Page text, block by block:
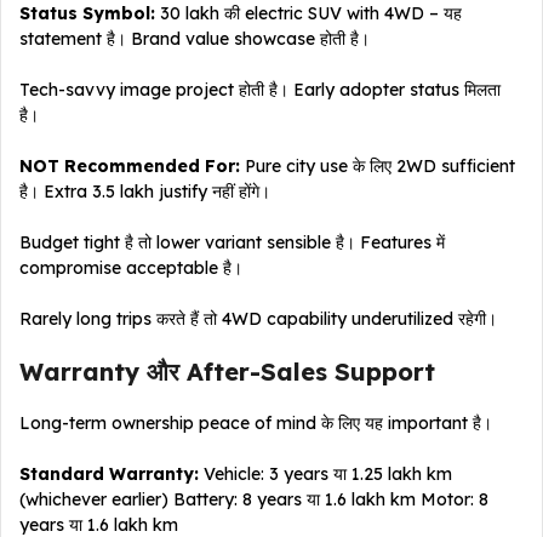
Status Symbol: ₹30 lakh की electric SUV with 4WD – यह
statement है। Brand value showcase होती है।
Tech-savvy image project होती है। Early adopter status मिलता
है।
NOT Recommended For: Pure city use के लिए 2WD sufficient
है। Extra ₹3.5 lakh justify नहीं होंगे।
Budget tight है तो lower variant sensible है। Features में
compromise acceptable है।
Rarely long trips करते हैं तो 4WD capability underutilized रहेगी।
Warranty और After-Sales Support
Long-term ownership peace of mind के लिए यह important है।
Standard Warranty: Vehicle: 3 years या 1.25 lakh km
(whichever earlier) Battery: 8 years या 1.6 lakh km Motor: 8
years या 1.6 lakh km